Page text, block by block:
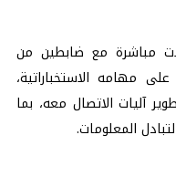
مباشرة مع ضابطين من
مهامه الاستخباراتية،
آليات الاتصال معه، بما
المعلومات.